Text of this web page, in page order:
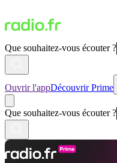
Que souhaitez-vous écouter ?
Ouvrir l'appDécouvrir Prime
Que souhaitez-vous écouter ?